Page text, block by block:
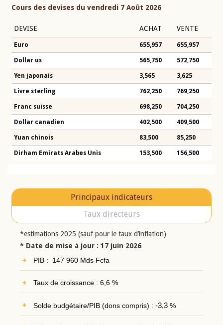
Cours des devises du vendredi 7 Août 2026
DEVISE ACHAT VENTE
Euro 655,957 655,957
Dollar us 565,750 572,750
Yen japonais 3,565 3,625
Livre sterling 762,250 769,250
Franc suisse 698,250 704,250
Dollar canadien 402,500 409,500
Yuan chinois 83,500 85,250
Dirham Emirats Arabes Unis 153,500 156,500
Principaux indicateurs
Taux directeurs
*estimations 2025 (sauf pour le taux d’inflation)
* Date de mise à jour : 17 juin 2026
PIB : 147 960 Mds Fcfa
Taux de croissance : 6,6 %
Solde budgétaire/PIB (dons compris) : -3,3%